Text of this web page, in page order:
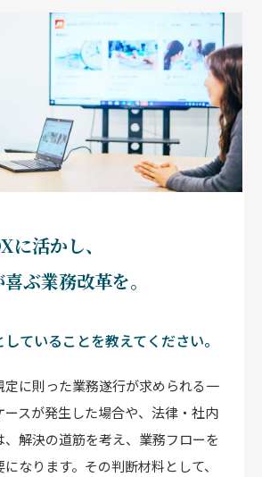
に活かし、
ぶ業務改革を。
ていることを教えてください。
定に則った業務遂行が求められる一
ースが発生した場合や、法律・社内
解決の道筋を考え、業務フローを
なります。その判断材料として、